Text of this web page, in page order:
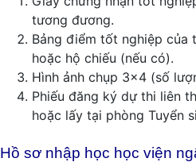
tương đương.
Bảng điểm tốt nghiệp của
hoặc hộ chiếu (nếu có).
Hình ảnh chụp 3x4 (số
Phiếu đăng ký dự thi liên
hoặc lấy tại phòng Tuyển
Hồ sơ nhập học học viện